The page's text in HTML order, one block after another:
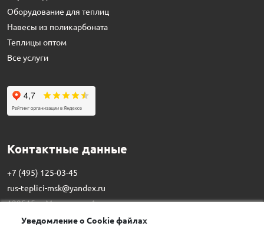
Оборудование для теплиц
Навесы из поликарбоната
Теплицы оптом
Все услуги
Контактные данные
+7 (495) 125-03-45
rus-teplici-msk@yandex.ru
129515,г. Москва,ул. Академика
Пн-Вс, с 8:00 до 21:00
Уведомление о Cookie файлах